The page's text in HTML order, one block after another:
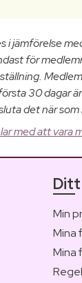
i jämförelse
för
30 dagar
det när som
med att vara
Min
Mina
Mina